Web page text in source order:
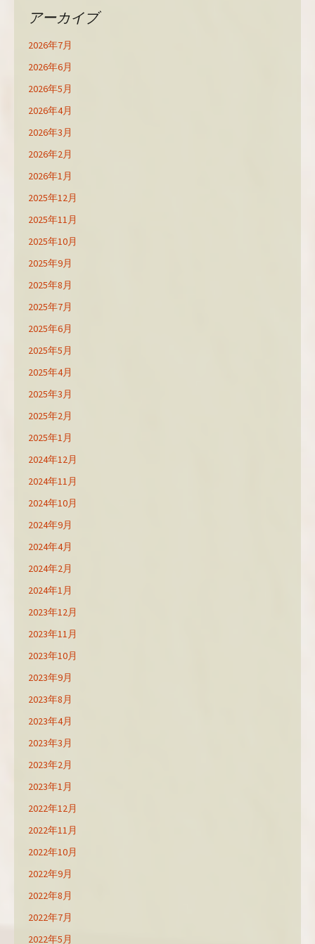
アーカイブ
2026年7月
2026年6月
2026年5月
2026年4月
2026年3月
2026年2月
2026年1月
2025年12月
2025年11月
2025年10月
2025年9月
2025年8月
2025年7月
2025年6月
2025年5月
2025年4月
2025年3月
2025年2月
2025年1月
2024年12月
2024年11月
2024年10月
2024年9月
2024年4月
2024年2月
2024年1月
2023年12月
2023年11月
2023年10月
2023年9月
2023年8月
2023年4月
2023年3月
2023年2月
2023年1月
2022年12月
2022年11月
2022年10月
2022年9月
2022年8月
2022年7月
2022年5月